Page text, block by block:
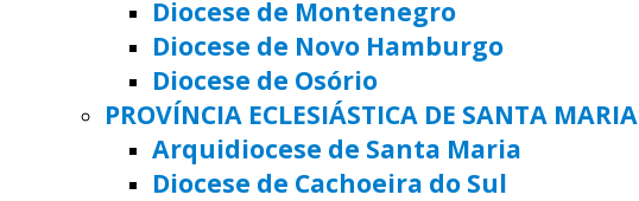
Diocese de Montenegro
Diocese de Novo Hamburgo
Diocese de Osório
PROVÍNCIA ECLESIÁSTICA DE SANTA MARIA
Arquidiocese de Santa Maria
Diocese de Cachoeira do Sul